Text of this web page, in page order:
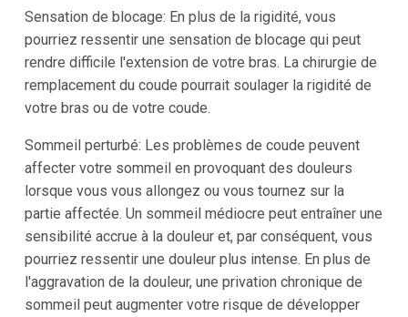
Sensation de blocage: En plus de la rigidité, vous
pourriez ressentir une sensation de blocage qui peut
rendre difficile l'extension de votre bras. La chirurgie de
remplacement du coude pourrait soulager la rigidité de
votre bras ou de votre coude.
Sommeil perturbé: Les problèmes de coude peuvent
affecter votre sommeil en provoquant des douleurs
lorsque vous vous allongez ou vous tournez sur la
partie affectée. Un sommeil médiocre peut entraîner une
sensibilité accrue à la douleur et, par conséquent, vous
pourriez ressentir une douleur plus intense. En plus de
l'aggravation de la douleur, une privation chronique de
sommeil peut augmenter votre risque de développer